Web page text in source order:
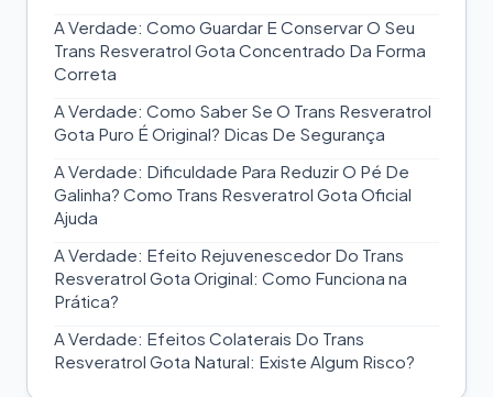
A Verdade: Como Guardar E Conservar O Seu
Trans Resveratrol Gota Concentrado Da Forma
Correta
A Verdade: Como Saber Se O Trans Resveratrol
Gota Puro É Original? Dicas De Segurança
A Verdade: Dificuldade Para Reduzir O Pé De
Galinha? Como Trans Resveratrol Gota Oficial
Ajuda
A Verdade: Efeito Rejuvenescedor Do Trans
Resveratrol Gota Original: Como Funciona na
Prática?
A Verdade: Efeitos Colaterais Do Trans
Resveratrol Gota Natural: Existe Algum Risco?